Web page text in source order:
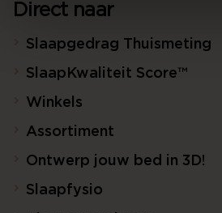
Direct naar
Slaapgedrag Thuismeting
SlaapKwaliteit Score™
Winkels
Assortiment
Ontwerp jouw bed in 3D!
Slaapfysio